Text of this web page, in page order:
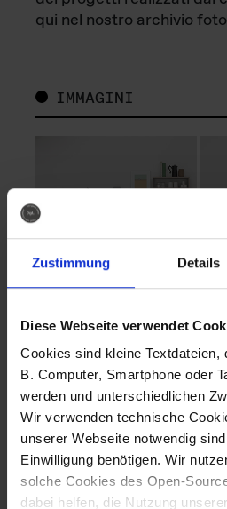
Zustimmung Details
Diese Webseite verwendet
Cookies sind kleine Textdateien,
B. Computer, Smartphone oder
werden und unterschiedlichen
Wir verwenden technische
unserer Webseite notwendig
Einwilligung benötigen. Wir
solche Cookies des Open-
dabei helfen, die Nutzung
qui nel nostro archivio
IMMAGINI
Fotografo: Lorenz
Sternbach
Download